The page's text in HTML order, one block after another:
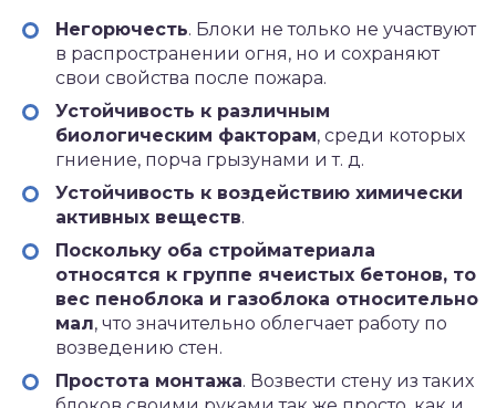
Негорючесть. Блоки не только не участвуют
в распространении огня, но и сохраняют
свои свойства после пожара.
Устойчивость к различным
биологическим факторам, среди которых
гниение, порча грызунами и т. д.
Устойчивость к воздействию химически
активных веществ.
Поскольку оба стройматериала
относятся к группе ячеистых бетонов, то
вес пеноблока и газоблока относительно
мал, что значительно облегчает работу по
возведению стен.
Простота монтажа. Возвести стену из таких